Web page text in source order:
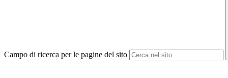
Campo di ricerca per le pagine del sito